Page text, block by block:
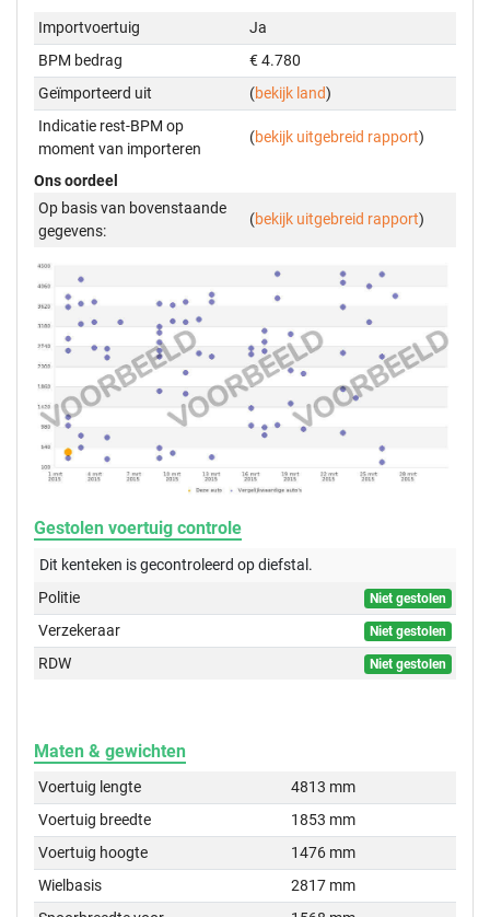
Importvoertuig
Ja
BPM bedrag
€ 4.780
Geïmporteerd uit
(bekijk land)
Indicatie rest-BPM op
moment van importeren
(bekijk uitgebreid rapport)
Ons oordeel
Op basis van bovenstaande
gegevens:
(bekijk uitgebreid rapport)
Gestolen voertuig controle
Dit kenteken is gecontroleerd opdiefstal.
Politie
Niet gestolen
Verzekeraar Niet gestolen
RDW Niet gestolen
Maten & gewichten
Voertuig lengte
4813 mm
Voertuig breedte
1853 mm
Voertuig hoogte
1476 mm
Wielbasis
2817 mm